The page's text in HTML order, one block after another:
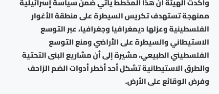
ممنهجة تستهدف تكريس السيطرة على منطقة الأغوار
الفلسطينية وعزلها ديمغرافيا وجغرافيا، عبر التوسع
الاستيطاني والسيطرة على الأراضي ومنع التوسع
الفلسطيني الطبيعي، مشيرة إلى أن مشاريع البنى التحتية
والطرق الاستيطانية تشكل أحد أخطر أدوات الضم الزاحف
وفرض الوقائع على الأرض.